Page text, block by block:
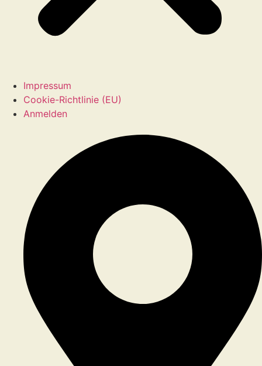
Impressum
Cookie-Richtlinie (EU)
Anmelden